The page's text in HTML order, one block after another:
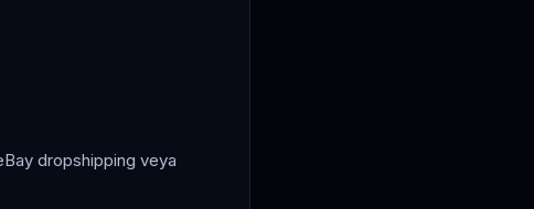
dropshipping veya